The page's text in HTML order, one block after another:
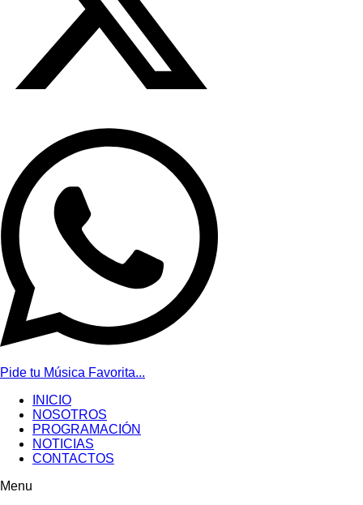
Pide tu Música Favorita...
INICIO
NOSOTROS
PROGRAMACIÓN
NOTICIAS
CONTACTOS
Menu